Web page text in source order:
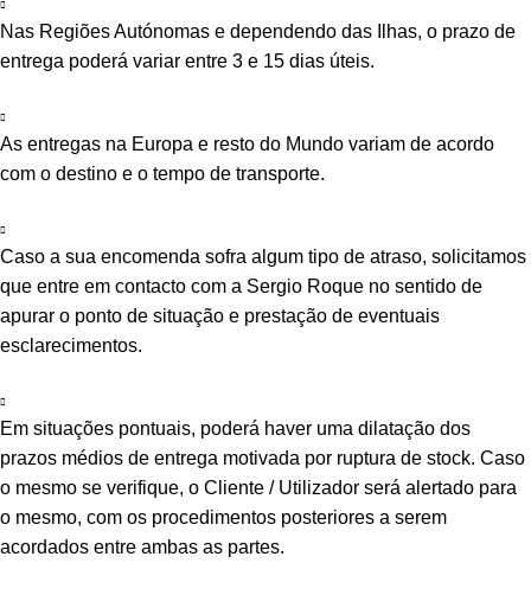
Nas Regiões Autónomas e dependendo das Ilhas, o prazo de
entrega poderá variar entre 3 e 15 dias úteis.
As entregas na Europa e resto do Mundo variam de acordo
com o destino e o tempo de transporte.
Caso a sua encomenda sofra algum tipo de atraso, solicitamos
que entre em contacto com a Sergio Roque no sentido de
apurar o ponto de situação e prestação de eventuais
esclarecimentos.
Em situações pontuais, poderá haver uma dilatação dos
prazos médios de entrega motivada por ruptura de stock. Caso
o mesmo se verifique, o Cliente / Utilizador será alertado para
o mesmo, com os procedimentos posteriores a serem
acordados entre ambas as partes.